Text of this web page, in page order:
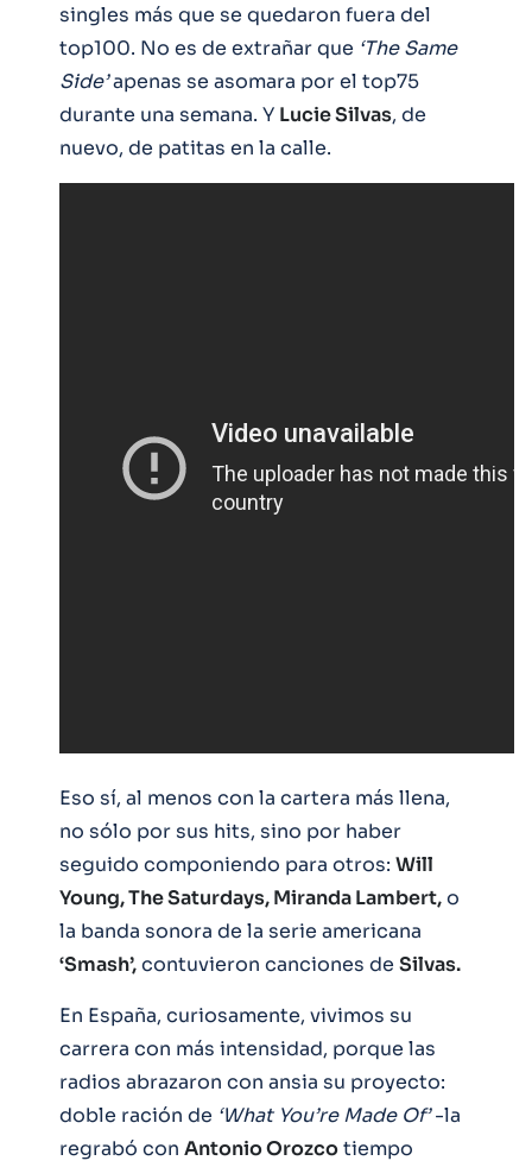
singles más que se quedaron fuera del
top100. No es de extrañar que ‘The Same
Side’apenas se asomara por el top75
durante una semana. Y Lucie Silvas, de
nuevo, de patitas en la calle.
Eso sí, al menos con la cartera más llena,
no sólo por sus hits, sino por haber
seguido componiendo para otros: Will
Young, The Saturdays, Miranda Lambert,o
la banda sonora de la serie americana
‘Smash’,contuvieron canciones de Silvas.
En España, curiosamente, vivimos su
carrera con más intensidad, porque las
radios abrazaron con ansia su proyecto:
doble ración de ‘What You’re Made Of’-la
regrabó con Antonio Orozcotiempo